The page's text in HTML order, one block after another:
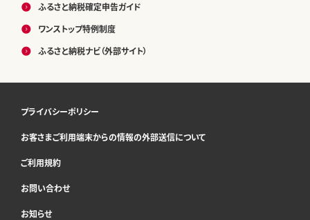
ふるさと納税確定申告ガイド
ワンストップ特例制度
ふるさと納税ナビ（外部サイト）
プライバシーポリシー
お客さまご利用端末からの情報の外部送信について
ご利用規約
お問い合わせ
お知らせ